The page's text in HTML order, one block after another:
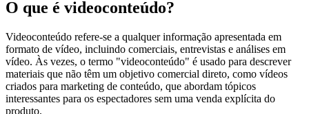
O que é videoconteúdo?
Videoconteúdo refere-se a qualquer informação apresentada em
formato de vídeo, incluindo comerciais, entrevistas e análises em
vídeo. Às vezes, o termo "videoconteúdo" é usado para descrever
materiais que não têm um objetivo comercial direto, como vídeos
criados para marketing de conteúdo, que abordam tópicos
interessantes para os espectadores sem uma venda explícita do
produto.